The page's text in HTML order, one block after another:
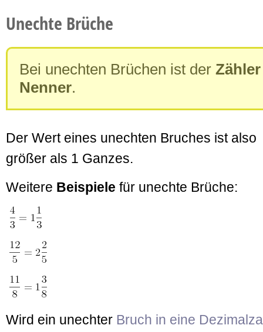
Unechte Brüche
Bei unechten Brüchen ist der
Nenner.
Der Wert eines unechten Bruches ist also
größer als 1 Ganzes.
Weitere Beispiele für unechte Brüche:
Wird ein unechter Bruch in eine